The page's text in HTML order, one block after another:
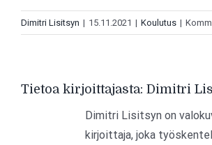
Dimitri Lisitsyn | 15.11.2021 | Koulutus |
Tietoa kirjoittajasta: Dimitri
Dimitri Lisitsyn on
kirjoittaja, joka